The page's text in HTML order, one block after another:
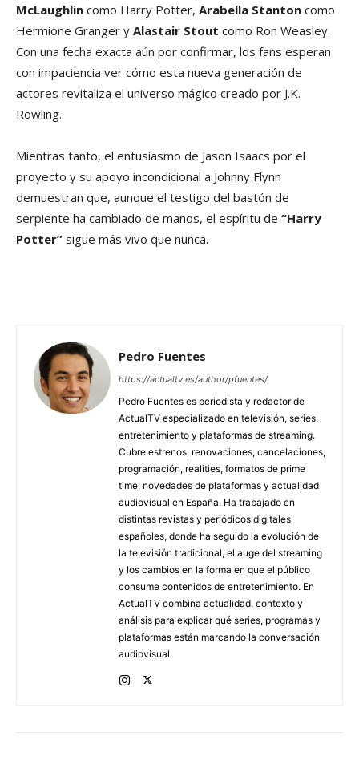
McLaughlin como Harry Potter, Arabella Stanton como
Hermione Granger y Alastair Stout como Ron Weasley.
Con una fecha exacta aún por confirmar, los fans esperan
con impaciencia ver cómo esta nueva generación de
actores revitaliza el universo mágico creado por J.K.
Rowling.
Mientras tanto, el entusiasmo de Jason Isaacs por el
proyecto y su apoyo incondicional a Johnny Flynn
demuestran que, aunque el testigo del bastón de
serpiente ha cambiado de manos, el espíritu de “Harry
Potter” sigue más vivo que nunca.
Pedro Fuentes
https://actualtv.es/author/pfuentes/
Pedro Fuentes es periodista y redactor de
ActualTV especializado en televisión, series,
entretenimiento y plataformas de streaming.
Cubre estrenos, renovaciones, cancelaciones,
programación, realities, formatos de prime
time, novedades de plataformas y actualidad
audiovisual en España. Ha trabajado en
distintas revistas y periódicos digitales
españoles, donde ha seguido la evolución de
la televisión tradicional, el auge del streaming
y los cambios en la forma en que el público
consume contenidos de entretenimiento. En
ActualTV combina actualidad, contexto y
análisis para explicar qué series, programas y
plataformas están marcando la conversación
audiovisual.